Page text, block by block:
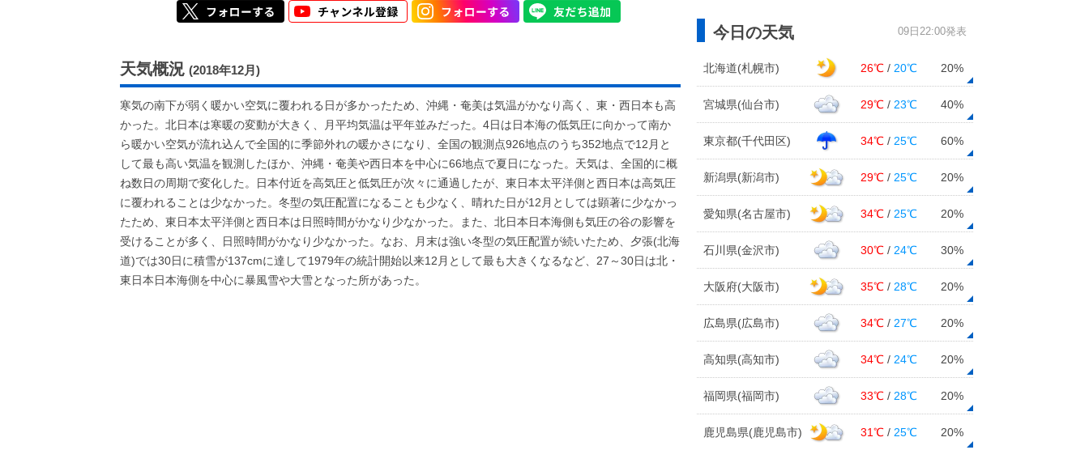
天気概況 (2018年12月)
寒気の南下が弱く暖かい空気に覆われる日が多かったため、沖縄・奄美は気温がかなり高く、東・西日本も高
かった。北日本は寒暖の変動が大きく、月平均気温は平年並みだった。4日は日本海の低気圧に向かって南か
ら暖かい空気が流れ込んで全国的に季節外れの暖かさになり、全国の観測点926地点のうち352地点で12月と
して最も高い気温を観測したほか、沖縄・奄美や西日本を中心に66地点で夏日になった。天気は、全国的に概
ね数日の周期で変化した。日本付近を高気圧と低気圧が次々に通過したが、東日本太平洋側と西日本は高気圧
に覆われることは少なかった。冬型の気圧配置になることも少なく、晴れた日が12月としては顕著に少なかっ
たため、東日本太平洋側と西日本は日照時間がかなり少なかった。また、北日本日本海側も気圧の谷の影響を
受けることが多く、日照時間がかなり少なかった。なお、月末は強い冬型の気圧配置が続いたため、夕張(北海
道)では30日に積雪が137cmに達して1979年の統計開始以来12月として最も大きくなるなど、27～30日は北・
東日本日本海側を中心に暴風雪や大雪となった所があった。
今日の天気 09日22:00発表
北海道(札幌市) 26℃ / 20℃ 20%
宮城県(仙台市) 29℃ / 23℃ 40%
東京都(千代田区) 34℃ / 25℃ 60%
新潟県(新潟市) 29℃ / 25℃ 20%
愛知県(名古屋市) 34℃ / 25℃ 20%
石川県(金沢市) 30℃ / 24℃ 30%
大阪府(大阪市) 35℃ / 28℃ 20%
広島県(広島市) 34℃ / 27℃ 20%
高知県(高知市) 34℃ / 24℃ 20%
福岡県(福岡市) 33℃ / 28℃ 20%
鹿児島県(鹿児島市) 31℃ / 25℃ 20%